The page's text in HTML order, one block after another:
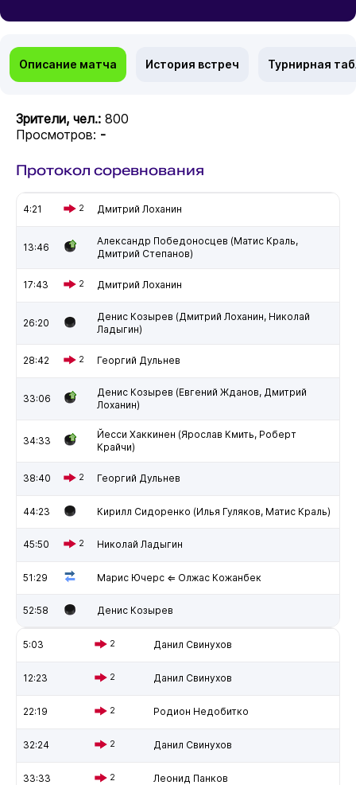
Описание матча История встреч Турнирная
Зрители, чел.: 800
Просмотров: -
Протокол соревнования
4:21 2 Дмитрий Лоханин
13:46
Александр Победоносцев (Матис Краль,
Дмитрий Степанов)
17:43 2 Дмитрий Лоханин
26:20
Денис Козырев (Дмитрий Лоханин, Николай
Ладыгин)
28:42 2 Георгий Дульнев
33:06
Денис Козырев (Евгений Жданов, Дмитрий
Лоханин)
34:33
Йесси Хаккинен (Ярослав Кмить, Роберт
Крайчи)
38:40 2 Георгий Дульнев
44:23 Кирилл Сидоренко (Илья Гуляков, Матис Краль)
45:50 2 Николай Ладыгин
51:29 Марис Ючерс ⇐ Олжас Кожанбек
52:58 Денис Козырев
5:03 2 Данил Свинухов
12:23 2 Данил Свинухов
22:19 2 Родион Недобитко
32:24 2 Данил Свинухов
33:33 2 Леонид Панков